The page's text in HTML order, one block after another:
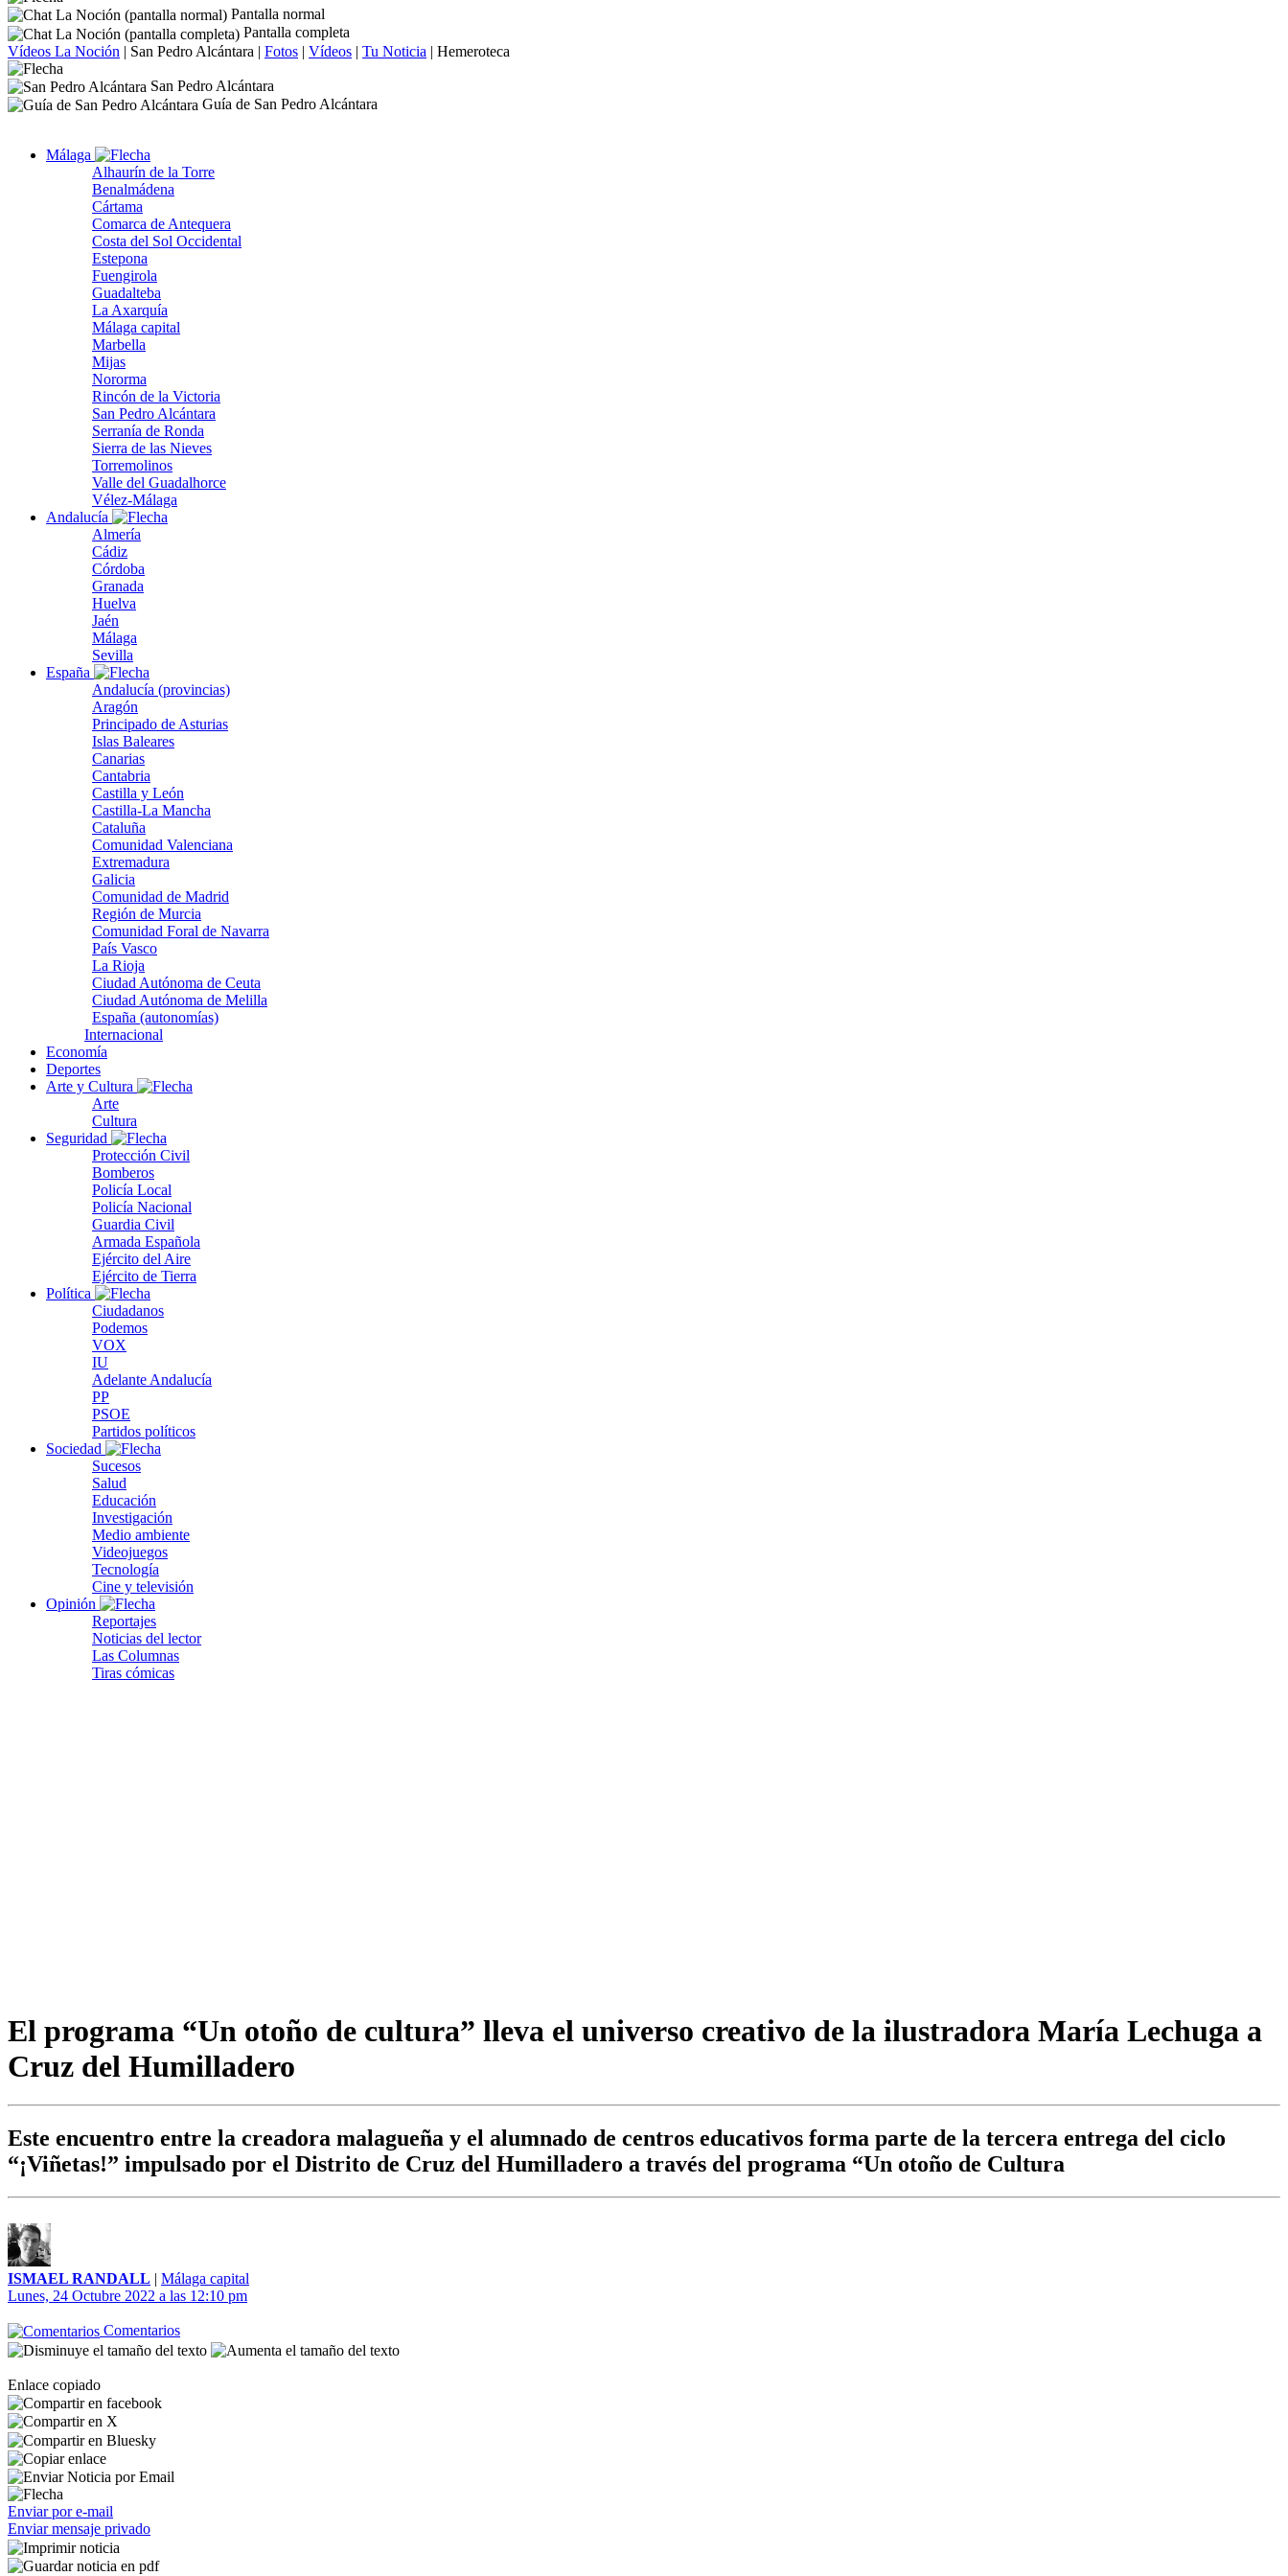
Pantalla normal
Pantalla completa
Vídeos La Noción | San Pedro Alcántara | Fotos | Vídeos | Tu Noticia | Hemeroteca
San Pedro Alcántara
Guía de San Pedro Alcántara
Málaga
Alhaurín de la Torre
Benalmádena
Cártama
Comarca de Antequera
Costa del Sol Occidental
Estepona
Fuengirola
Guadalteba
La Axarquía
Málaga capital
Marbella
Mijas
Nororma
Rincón de la Victoria
San Pedro Alcántara
Serranía de Ronda
Sierra de las Nieves
Torremolinos
Valle del Guadalhorce
Vélez-Málaga
Andalucía
Almería
Cádiz
Córdoba
Granada
Huelva
Jaén
Málaga
Sevilla
España
Andalucía (provincias)
Aragón
Principado de Asturias
Islas Baleares
Canarias
Cantabria
Castilla y León
Castilla-La Mancha
Cataluña
Comunidad Valenciana
Extremadura
Galicia
Comunidad de Madrid
Región de Murcia
Comunidad Foral de Navarra
País Vasco
La Rioja
Ciudad Autónoma de Ceuta
Ciudad Autónoma de Melilla
España (autonomías)
Internacional
Economía
Deportes
Arte y Cultura
Arte
Cultura
Seguridad
Protección Civil
Bomberos
Policía Local
Policía Nacional
Guardia Civil
Armada Española
Ejército del Aire
Ejército de Tierra
Política
Ciudadanos
Podemos
VOX
IU
Adelante Andalucía
PP
PSOE
Partidos políticos
Sociedad
Sucesos
Salud
Educación
Investigación
Medio ambiente
Videojuegos
Tecnología
Cine y televisión
Opinión
Reportajes
Noticias del lector
Las Columnas
Tiras cómicas
El programa “Un otoño de cultura” lleva el universo creativo de la ilustradora María Lechuga a
Cruz del Humilladero
Este encuentro entre la creadora malagueña y el alumnado de centros educativos forma parte de la tercera entrega del ciclo
“¡Viñetas!” impulsado por el Distrito de Cruz del Humilladero a través del programa “Un otoño de Cultura
ISMAEL RANDALL | Málaga capital
Lunes, 24 Octubre 2022 a las 12:10 pm
Comentarios
Enlace copiado
Enviar por e-mail
Enviar mensaje privado